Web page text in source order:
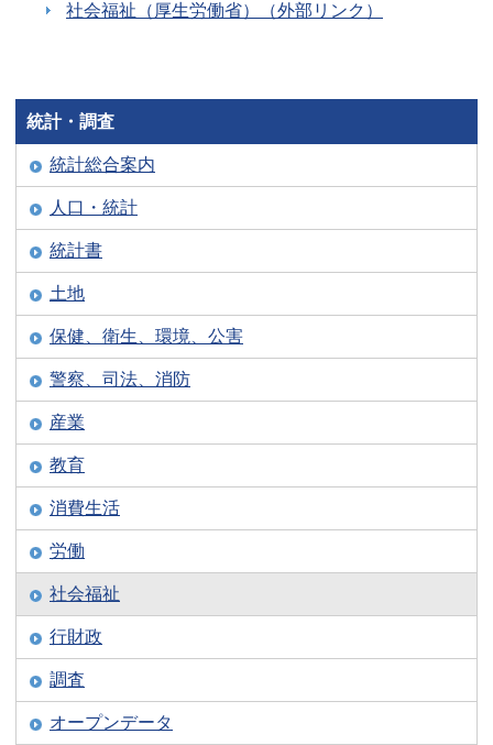
社会福祉（厚生労働省）（外部リンク）
統計・調査
統計総合案内
人口・統計
統計書
土地
保健、衛生、環境、公害
警察、司法、消防
産業
教育
消費生活
労働
社会福祉
行財政
調査
オープンデータ